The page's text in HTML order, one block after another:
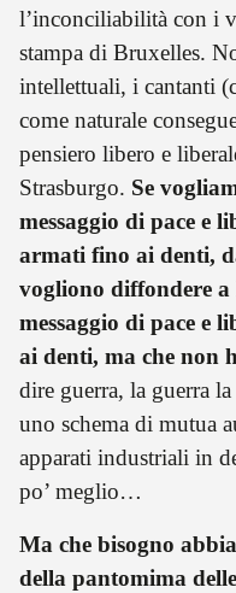
l’inconciliabilità con i
stampa di Bruxelles.
intellettuali, i cantanti
come naturale
pensiero libero e
Strasburgo. Se
messaggio di pace e
armati fino ai denti,
vogliono diffondere
messaggio di pace e
ai denti, ma che non
dire guerra, la guerra
uno schema di mutua
apparati industriali in
po’ meglio…
Ma che bisogno
della pantomima